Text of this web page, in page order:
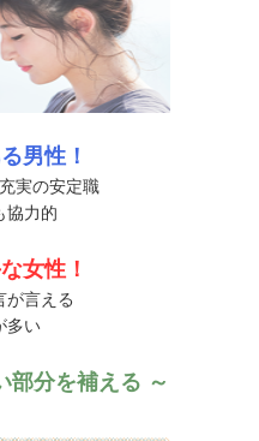
男性！
実の安定職
協力的
女性！
が言える
多い
部分を補える ～